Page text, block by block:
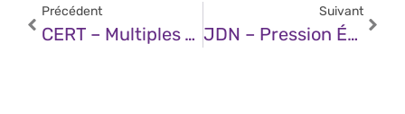
Précédent
CERT – Multiples Vulnérabilités Dans Les Produits Splunk (27 Novembre 2025)
Suivant
JDN – Pression Évolutive De L’IA En Éducation : Du SaaS À L’OaaS !